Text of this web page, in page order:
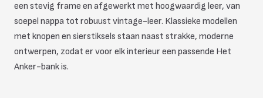
een stevig frame en afgewerkt met hoogwaardig leer, van
soepel nappa tot robuust vintage-leer. Klassieke modellen
met knopen en sierstiksels staan naast strakke, moderne
ontwerpen, zodat er voor elk interieur een passende Het
Anker-bank is.